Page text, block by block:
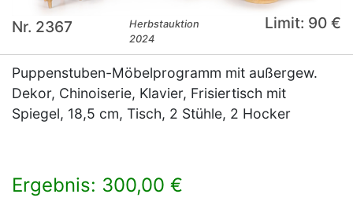
Nr. 2367
Herbstauktion
2024
Limit: 90 €
Puppenstuben-Möbelprogramm mit außergew.
Dekor, Chinoiserie, Klavier, Frisiertisch mit
Spiegel, 18,5 cm, Tisch, 2 Stühle, 2 Hocker
Ergebnis: 300,00 €